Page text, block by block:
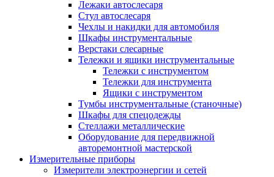
Лежаки автослесаря
Стул автослесаря
Чехлы и накидки для автомобиля
Шкафы инструментальные
Верстаки слесарные
Тележки и ящики инструментальные
Тележки с инструментом
Тележки для инструмента
Ящики с инструментом
Тумбы инструментальные (станочные)
Шкафы для спецодежды
Стеллажи металлические
Оборудование для передвижной
авторемонтной мастерской
Измерительные приборы
Измерители электроэнергии и сетей